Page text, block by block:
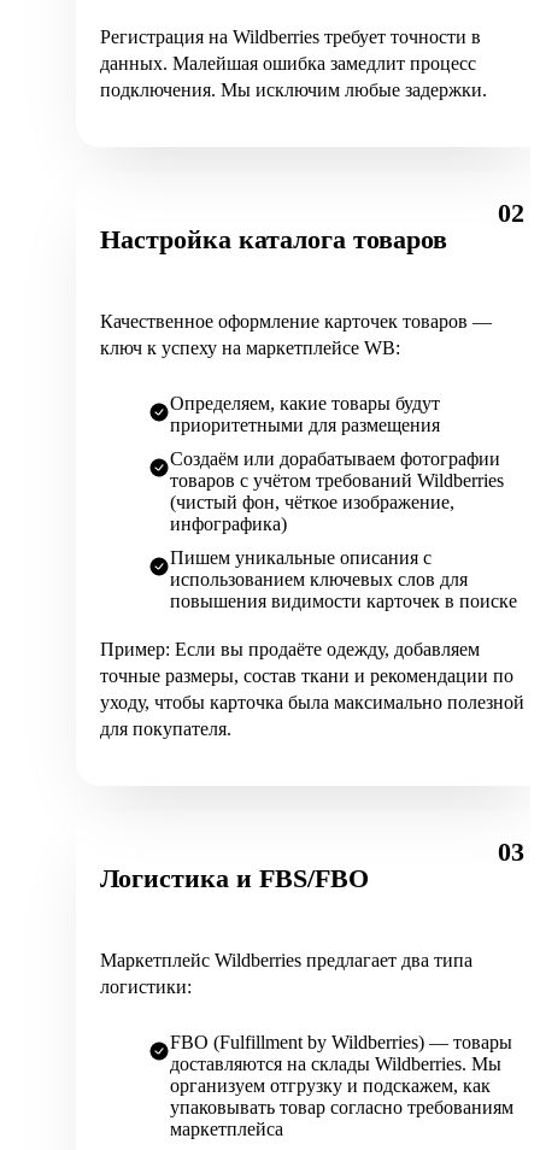
Регистрация на Wildberries требует точности в
данных. Малейшая ошибка замедлит процесс
подключения. Мы исключим любые задержки.
02
Настройка каталога товаров
Качественное оформление карточек товаров —
ключ к успеху на маркетплейсе WB:
Определяем, какие товары будут
приоритетными для размещения
Создаём или дорабатываем фотографии
товаров с учётом требований Wildberries
(чистый фон, чёткое изображение,
инфографика)
Пишем уникальные описания с
использованием ключевых слов для
повышения видимости карточек в поиске
Пример: Если вы продаёте одежду, добавляем
точные размеры, состав ткани и рекомендации по
уходу, чтобы карточка была максимально полезной
для покупателя.
03
Логистика и FBS/FBO
Маркетплейс Wildberries предлагает два типа
логистики:
FBO (Fulfillment by Wildberries) — товары
доставляются на склады Wildberries. Мы
организуем отгрузку и подскажем, как
упаковывать товар согласно требованиям
маркетплейса